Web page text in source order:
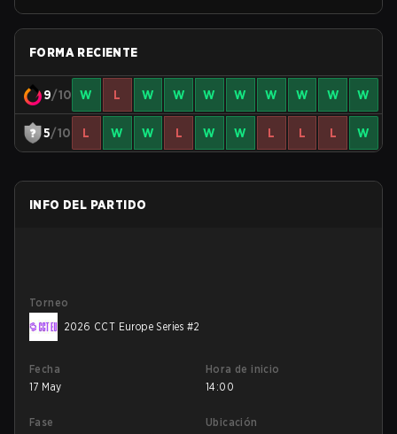
FORMA RECIENTE
9/10 W L W W W W W W W W
5/10 L W W L W W L L L W
INFO DEL PARTIDO
Torneo
2026 CCT Europe Series #2
Fecha
17 May
Hora de inicio
14:00
Fase
Ubicación